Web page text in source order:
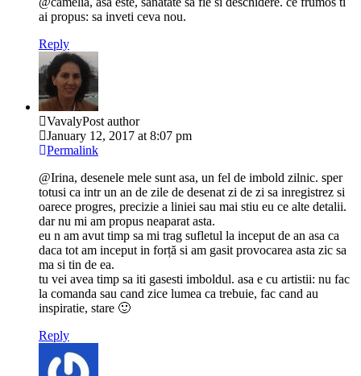
ai propus: sa inveti ceva nou.
Reply
VavalyPost author
January 12, 2017 at 8:07 pm
Permalink
@Irina, desenele mele sunt asa, un fel de imbold zilnic. sper
totusi ca intr un an de zile de desenat zi de zi sa inregistrez si
oarece progres, precizie a liniei sau mai stiu eu ce alte detalii.
dar nu mi am propus neaparat asta.
eu n am avut timp sa mi trag sufletul la inceput de an asa ca
daca tot am inceput in forță si am gasit provocarea asta zic sa
ma si tin de ea.
tu vei avea timp sa iti gasesti imboldul. asa e cu artistii: nu fac
la comanda sau cand zice lumea ca trebuie, fac cand au
inspiratie, stare 🙂
Reply